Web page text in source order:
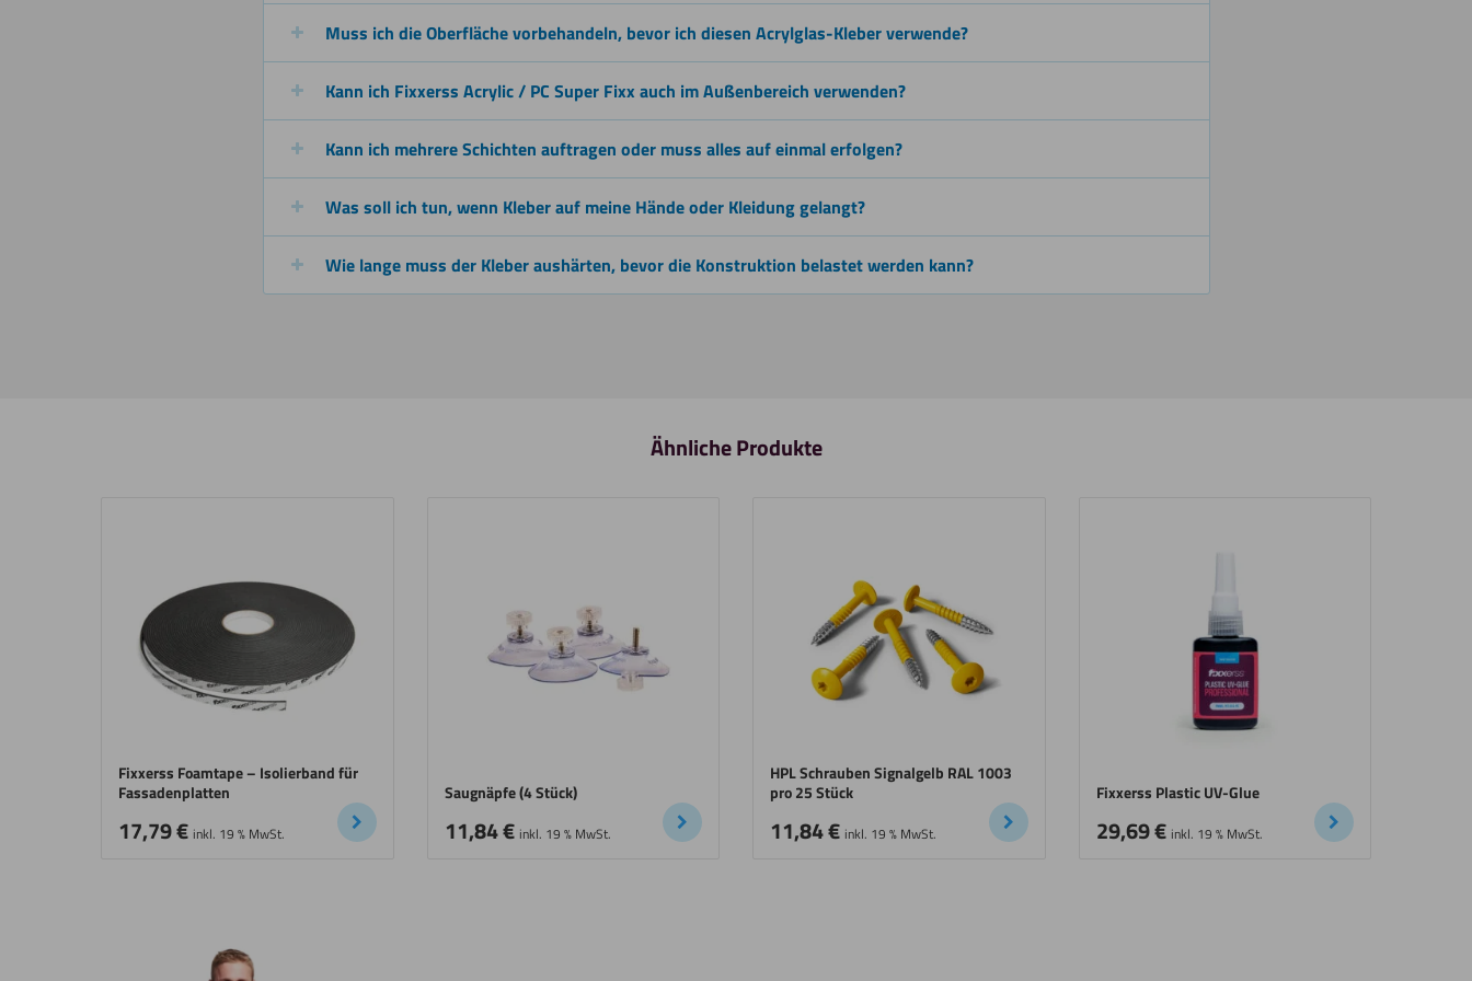
Muss ich die Oberfläche vorbehandeln, bevor ich diesen Acrylglas-Kleber verwende?
Kann ich Fixxerss Acrylic / PC Super Fixx auch im Außenbereich verwenden?
Kann ich mehrere Schichten auftragen oder muss alles auf einmal erfolgen?
Was soll ich tun, wenn Kleber auf meine Hände oder Kleidung gelangt?
Wie lange muss der Kleber aushärten, bevor die Konstruktion belastet werden kann?
Ähnliche Produkte
Fixxerss Foamtape – Isolierband für
Fassadenplatten
17,79€ inkl. 19 % MwSt.
Saugnäpfe (4 Stück)
11,84€ inkl. 19 % MwSt.
HPL Schrauben Signalgelb RAL 1003
pro 25 Stück
11,84€ inkl. 19 % MwSt.
Fixxerss Plastic UV-Glue
29,69€ inkl. 19 % MwSt.